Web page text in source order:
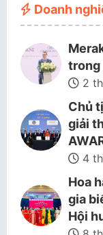
Doanh
trong
2
Chủ
giải
4
Hoa
gia
Hội